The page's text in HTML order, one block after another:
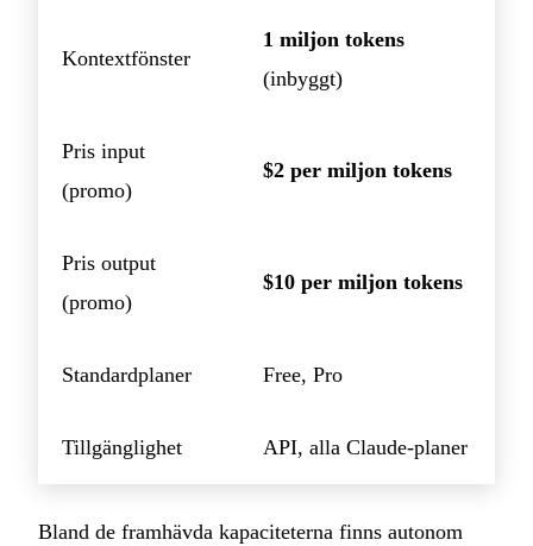
Kontextfönster
1 miljon tokens
(inbyggt)
Pris input
(promo)
$2 per miljon tokens
Pris output
(promo)
$10 per miljon tokens
Standardplaner Free, Pro
Tillgänglighet API, alla Claude-planer
Bland de framhävda kapaciteterna finns autonom